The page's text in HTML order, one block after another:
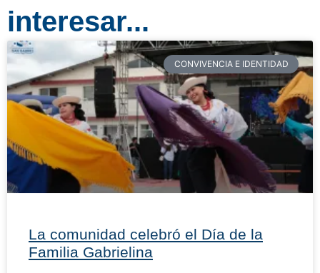
interesar...
CONVIVENCIA E IDENTIDAD
La comunidad celebró el Día de la
Familia Gabrielina